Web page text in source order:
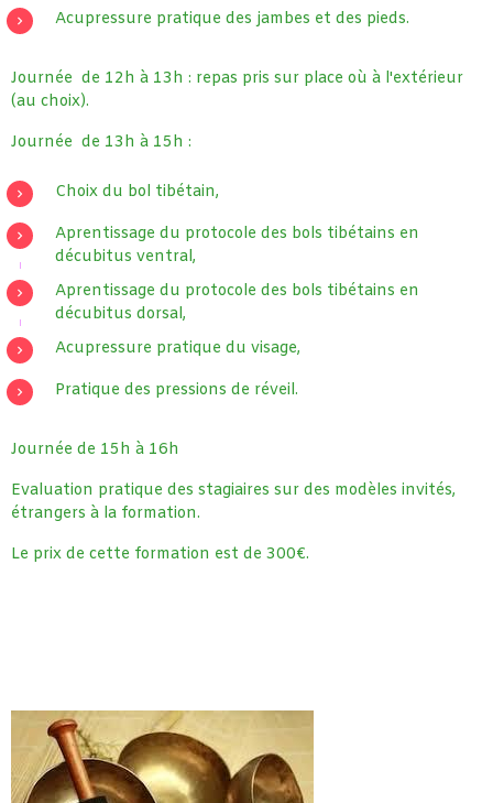
Acupressure pratique des jambes et des pieds.
Journée de 12h à 13h : repas pris sur place où à l'extérieur
(au choix).
Journée de 13h à 15h :
Choix du bol tibétain,
Aprentissage du protocole des bols tibétains en
décubitus ventral,
Aprentissage du protocole des bols tibétains en
décubitus dorsal,
Acupressure pratique du visage,
Pratique des pressions de réveil.
Journée de 15h à 16h
Evaluation pratique des stagiaires sur des modèles invités,
étrangers à la formation.
Le prix de cette formation est de 300€.